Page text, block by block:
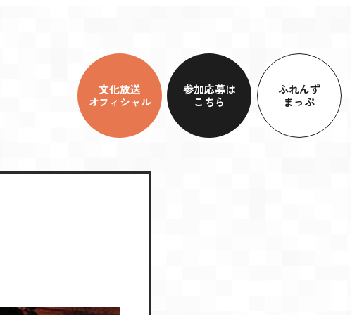
文化放送
オフィシャル
参加応募は
こちら
ふれんず
まっぷ